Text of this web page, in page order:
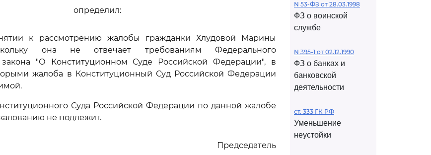
определил:
к рассмотрению жалобы гражданки Хлудовой Марины
она не отвечает требованиям Федерального
закона "О Конституционном Суде Российской Федерации", в
жалоба в Конституционный Суд Российской Федерации
Суда Российской Федерации по данной жалобе
не подлежит.
Председатель
N 53-ФЗ от 28.03.1998
ФЗ о воинской
службе
N 395-1 от 02.12.1990
ФЗ о банках и
банковской
деятельности
ст. 333 ГК РФ
Уменьшение
неустойки